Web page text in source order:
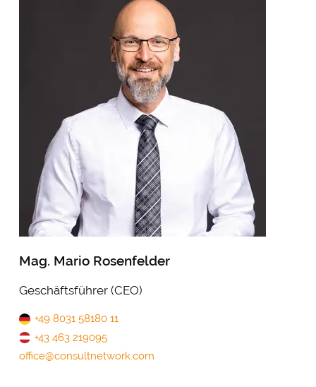
Mag. Mario Rosenfelder
Geschäftsführer (CEO)
+49 8031 58180 11
+43 463 219095
office@consultnetwork.com